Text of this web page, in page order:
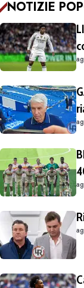
NOTIZIE